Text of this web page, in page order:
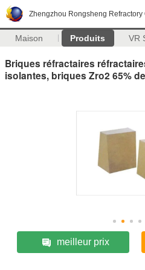
Zhengzhou Rongsheng Refractory
Maison Produits VR
Briques réfractaires
isolantes, briques Zro2 65%
meilleur prix